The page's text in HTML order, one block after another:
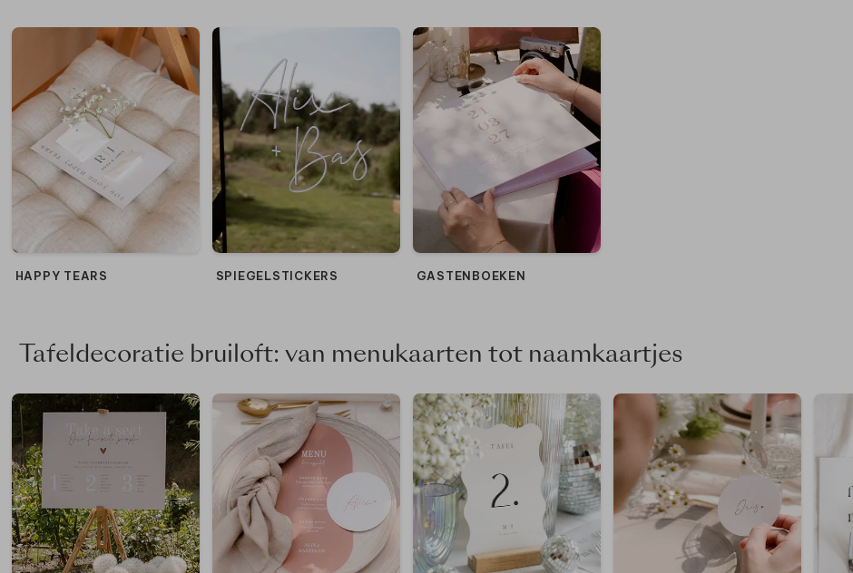
HAPPY TEARS SPIEGELSTICKERS GASTENBOEKEN
Tafeldecoratie bruiloft: van menukaarten tot naamkaartjes